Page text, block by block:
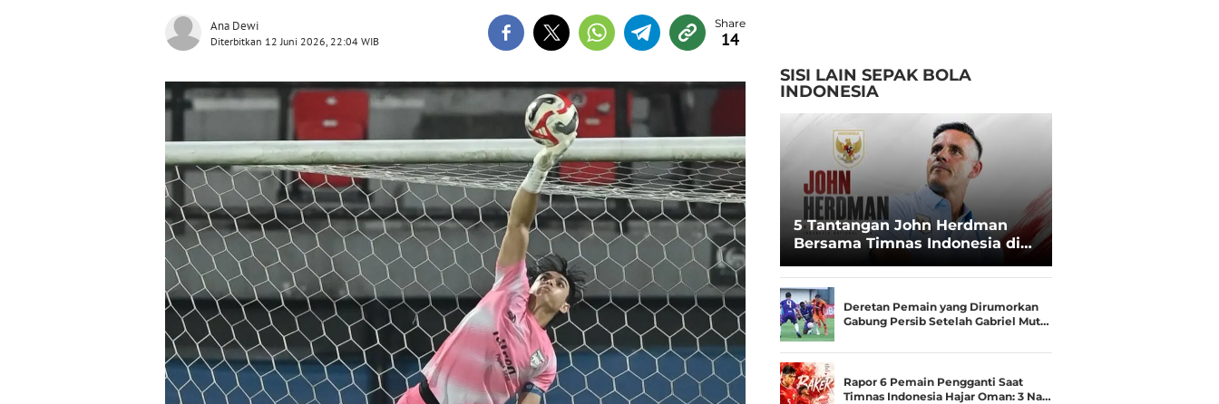
Ana Dewi
Diterbitkan 12 Juni 2026, 22:04 WIB 14
SISI LAIN SEPAK BOLA
INDONESIA
5 Tantangan John Herdman
Bersama Timnas Indonesia di
Spesialis Runner-up Menjadi
Juara
Deretan Pemain yang Dirumorkan
Gabung Persib Setelah Gabriel Mut…
Rapor 6 Pemain Pengganti Saat
Timnas Indonesia Hajar Oman: 3 Na…